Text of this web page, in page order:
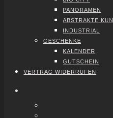
PAN­ORA­MEN
ABS­TRAK­TE
INDUS­TRI­AL
GESCHEN­KE
KALEN­DER
GUT­SCHEIN
VER­TRAG WIDER­RU­FEN